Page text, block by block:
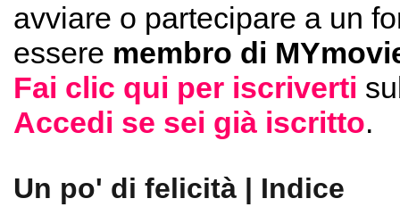
avviare o partecipare a un
essere membro di
Fai clic qui per iscriverti
Accedi se sei già iscritto.
Un po' di felicità | Indice